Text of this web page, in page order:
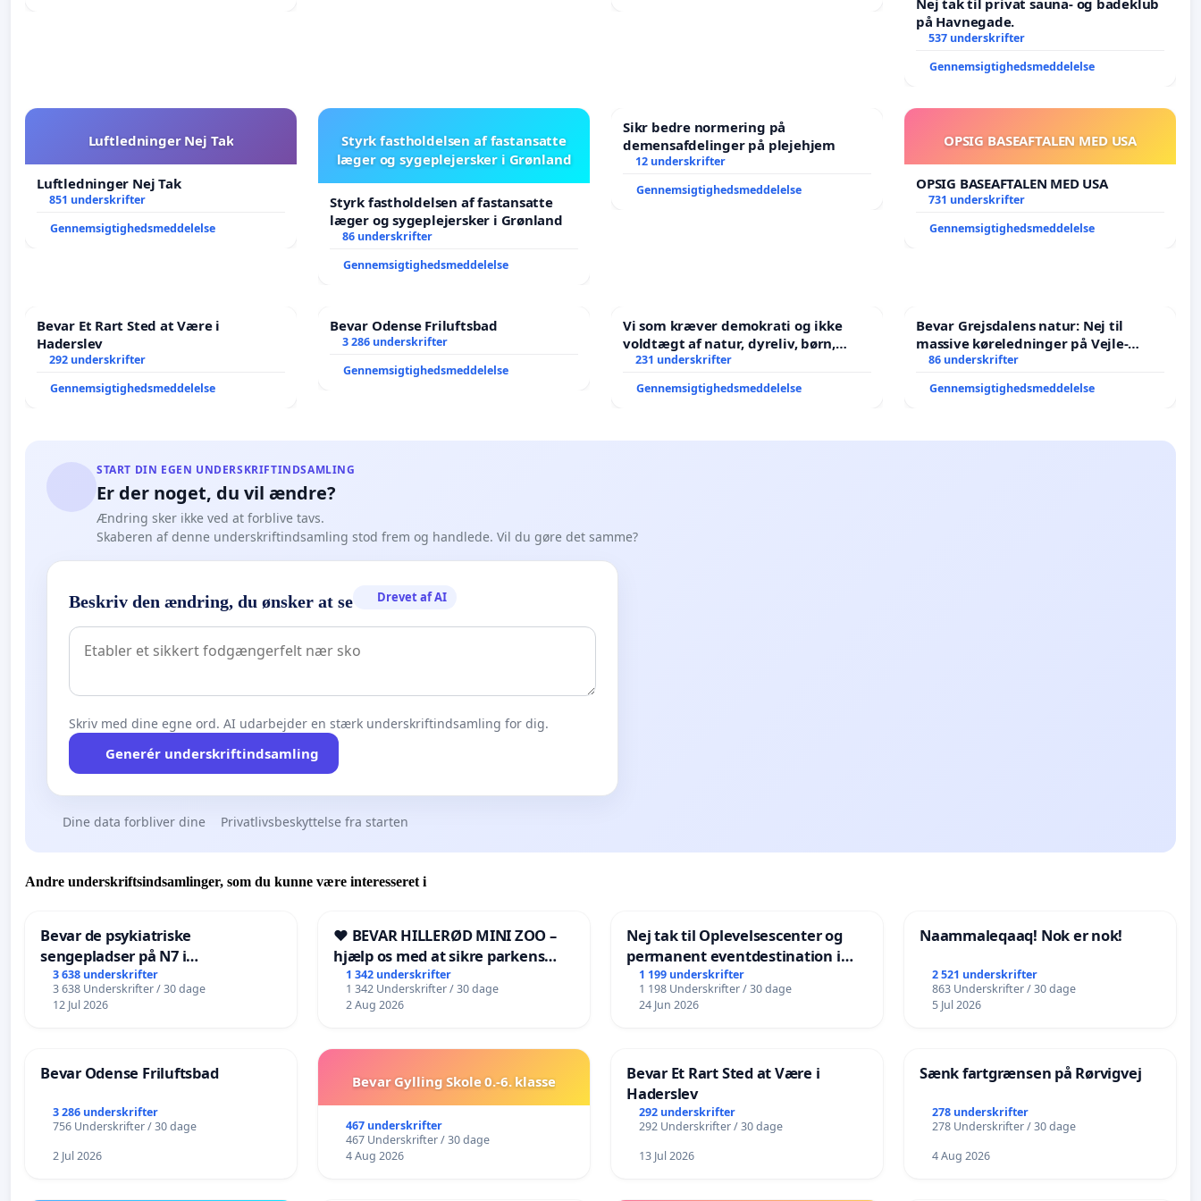
på Havnegade.
537 underskrifter
Gennemsigtighedsmeddelelse
Luftledninger Nej Tak
Luftledninger Nej Tak
851 underskrifter
Gennemsigtighedsmeddelelse
Styrk fastholdelsen af fastansatte
læger og sygeplejersker i Grønland
Styrk fastholdelsen af fastansatte
læger og sygeplejersker i Grønland
86 underskrifter
Gennemsigtighedsmeddelelse
Sikr bedre normering på
demensafdelinger på plejehjem
12 underskrifter
Gennemsigtighedsmeddelelse
OPSIG BASEAFTALEN MED USA
OPSIG BASEAFTALEN MED USA
731 underskrifter
Gennemsigtighedsmeddelelse
Bevar Et Rart Sted at Være i
Haderslev
292 underskrifter
Gennemsigtighedsmeddelelse
Bevar Odense Friluftsbad
3 286 underskrifter
Gennemsigtighedsmeddelelse
Vi som kræver demokrati og ikke
voldtægt af natur, dyreliv, børn,
unge Borgene har sagt NEJ i mange
231 underskrifter
Gennemsigtighedsmeddelelse
Bevar Grejsdalens natur: Nej til
massive køreledninger på Vejle-
Struer-banen
86 underskrifter
Gennemsigtighedsmeddelelse
START DIN EGEN UNDERSKRIFTINDSAMLING
Er der noget, du vil ændre?
Ændring sker ikke ved at forblive tavs.
Skaberen af denne underskriftindsamling stod frem og handlede. Vil du gøre det samme?
Beskriv den ændring, du ønsker at se Drevet af AI
Skriv med dine egne ord. AI udarbejder en stærk underskriftindsamling for dig.
Generér underskriftindsamling
Dine data forbliver dine Privatlivsbeskyttelse fra starten
Andre underskriftsindsamlinger, som du kunne være interesseret i
Bevar de psykiatriske
sengepladser på N7 i
Frederikshavn
3 638 underskrifter
3 638 Underskrifter / 30 dage
12 Jul 2026
❤️ BEVAR HILLERØD MINI ZOO –
hjælp os med at sikre parkens
fremtid ❤️
1 342 underskrifter
1 342 Underskrifter / 30 dage
2 Aug 2026
Nej tak til Oplevelsescenter og
permanent eventdestination i
Vejby - Ja tak til et levende
lokalområde i balance
1 199 underskrifter
1 198 Underskrifter / 30 dage
24 Jun 2026
Naammaleqaaq! Nok er nok!
2 521 underskrifter
863 Underskrifter / 30 dage
5 Jul 2026
Bevar Odense Friluftsbad
3 286 underskrifter
756 Underskrifter / 30 dage
2 Jul 2026
Bevar Gylling Skole 0.-6. klasse
467 underskrifter
467 Underskrifter / 30 dage
4 Aug 2026
Bevar Et Rart Sted at Være i
Haderslev
292 underskrifter
292 Underskrifter / 30 dage
13 Jul 2026
Sænk fartgrænsen på Rørvigvej
278 underskrifter
278 Underskrifter / 30 dage
4 Aug 2026